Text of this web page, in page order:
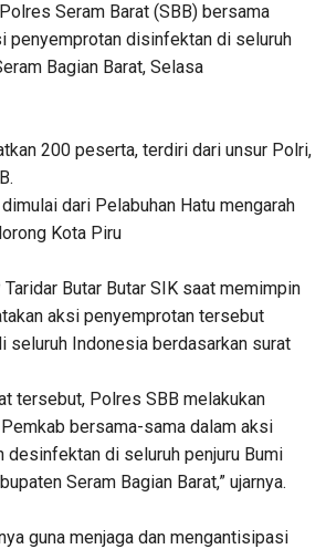
Seram Barat (SBB) bersama
penyemprotan disinfektan di seluruh
Bagian Barat, Selasa
200 peserta, terdiri dari unsur Polri,
dari Pelabuhan Hatu mengarah
Kota Piru
Butar Butar SIK saat memimpin
aksi penyemprotan tersebut
seluruh Indonesia berdasarkan surat
tersebut, Polres SBB melakukan
bersama-sama dalam aksi
desinfektan di seluruh penjuru Bumi
Seram Bagian Barat,” ujarnya.
guna menjaga dan mengantisipasi